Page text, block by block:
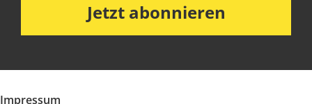
Jetzt abonnieren
Impressum